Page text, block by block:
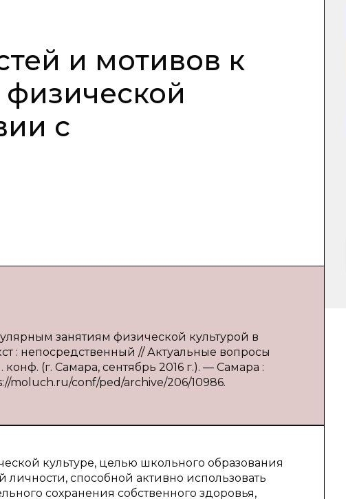
и мотивов к
с
занятиям физической культурой в
: непосредственный // Актуальные вопросы
(г. Самара, сентябрь 2016 г.). — Самара :
moluch.ru/conf/ped/archive/206/10986.
культуре, целью школьного образования
способной активно использовать
сохранения собственного здоровья,